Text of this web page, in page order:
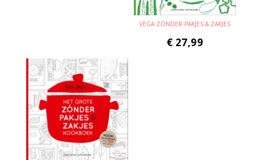
VEGA ZÓNDER PAKJES & ZAKJES
€ 27,99